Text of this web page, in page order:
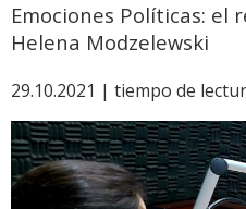
Emociones Políticas:
Helena Modzelewski
29.10.2021 | tiempo de